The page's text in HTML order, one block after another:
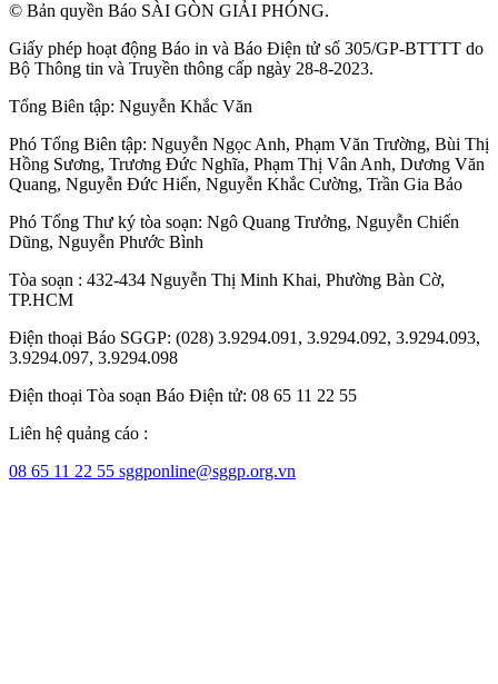
© Bản quyền Báo SÀI GÒN GIẢI PHÓNG.
Giấy phép hoạt động Báo in và Báo Điện tử số 305/GP-BTTTT do
Bộ Thông tin và Truyền thông cấp ngày 28-8-2023.
Tổng Biên tập: Nguyễn Khắc Văn
Phó Tổng Biên tập: Nguyễn Ngọc Anh, Phạm Văn Trường, Bùi Thị
Hồng Sương, Trương Đức Nghĩa, Phạm Thị Vân Anh, Dương Văn
Quang, Nguyễn Đức Hiển, Nguyễn Khắc Cường, Trần Gia Bảo
Phó Tổng Thư ký tòa soạn: Ngô Quang Trưởng, Nguyễn Chiến
Dũng, Nguyễn Phước Bình
Tòa soạn : 432-434 Nguyễn Thị Minh Khai, Phường Bàn Cờ,
TP.HCM
Điện thoại Báo SGGP: (028) 3.9294.091, 3.9294.092, 3.9294.093,
3.9294.097, 3.9294.098
Điện thoại Tòa soạn Báo Điện tử: 08 65 11 22 55
Liên hệ quảng cáo :
08 65 11 22 55 sggponline@sggp.org.vn